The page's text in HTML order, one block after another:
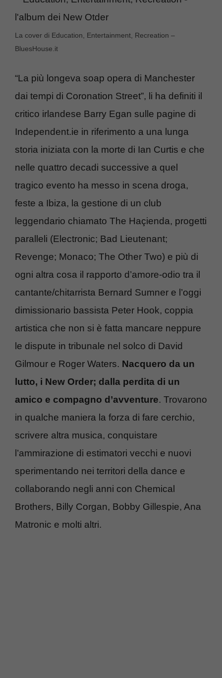
La cover di Education, Entertainment, Recreation –
BluesHouse.it
“La più longeva soap opera di Manchester
dai tempi di Coronation Street”, li ha definiti il
critico irlandese Barry Egan sulle pagine di
Independent.ie in riferimento a una lunga
storia iniziata con la morte di Ian Curtis e che
nelle quattro decadi successive a quel
tragico evento ha messo in scena droga,
feste a Ibiza, la gestione di un club
leggendario chiamato The Haçienda, progetti
paralleli (Electronic; Bad Lieutenant;
Revenge; Monaco; The Other Two) e più di
ogni altra cosa il rapporto d’amore-odio tra il
cantante/chitarrista Bernard Sumner e l’oggi
dimissionario bassista Peter Hook, coppia
artistica che non si è fatta mancare neppure
le dispute in tribunale nel solco di David
Gilmour e Roger Waters. Nacquero da un
lutto, i New Order; dalla perdita di un
amico e compagno d’avventure. Trovarono
in qualche maniera la forza di fare cerchio,
scrivere altra musica, conquistare
l’ammirazione di estimatori vecchi e nuovi
sperimentando nei territori della dance e
collaborando negli anni con Chemical
Brothers, Billy Corgan, Bobby Gillespie, Ana
Matronic e molti altri.